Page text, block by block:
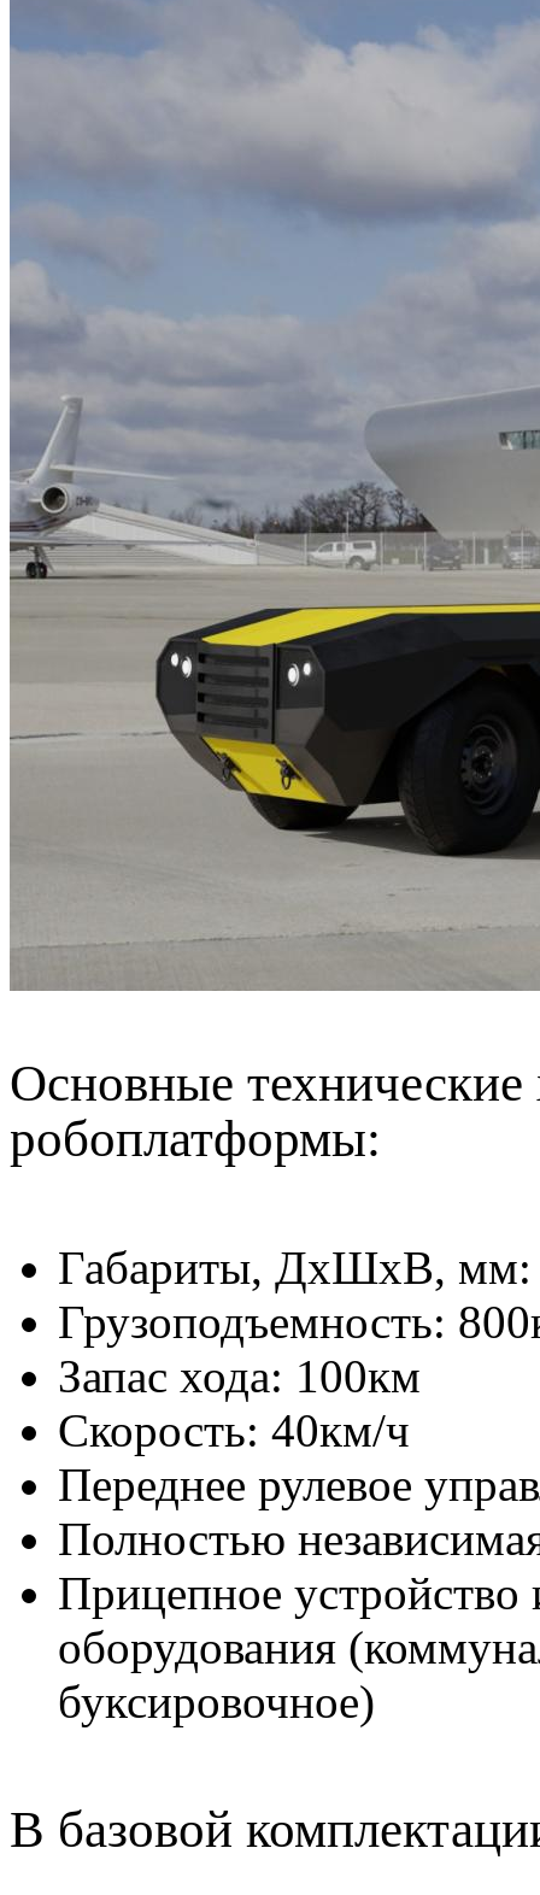
Основные технические
робоплатформы:
Габариты, ДхШхВ, мм:
Грузоподъемность:
Запас хода: 100км
Скорость: 40км/ч
Переднее рулевое
Полностью
Прицепное
оборудования
буксировочное)
В базовой